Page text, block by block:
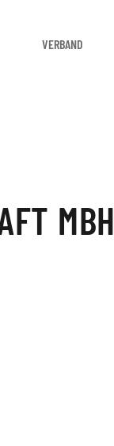
VERBAND
MBH